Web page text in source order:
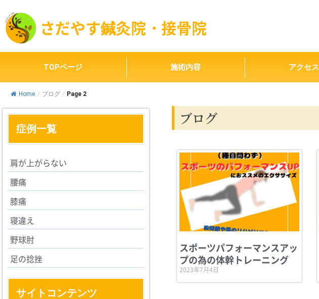
容
を
キ
さだやす鍼灸院・接骨院
TOPページ 施術内容 アクセス
Home / ブログ / Page 2
症例一覧
肩が上がらない
腰痛
膝痛
寝違え
野球肘
足の捻挫
サイトコンテンツ
ブログ
スポーツパフォーマンスアッ
プの為の体幹トレーニング
2023年7月4日